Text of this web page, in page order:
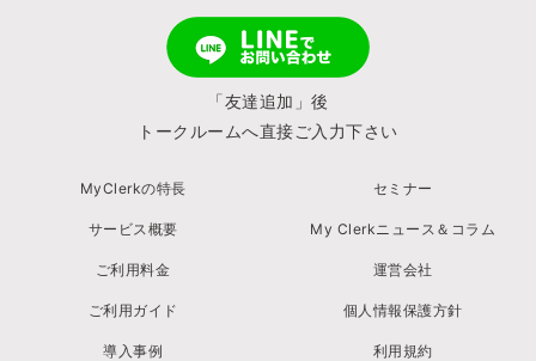
「友達追加」後
トークルームへ直接ご入力下さい
MyClerkの特長
サービス概要
ご利用料金
ご利用ガイド
導入事例
セミナー
My Clerkニュース＆コラム
運営会社
個人情報保護方針
利用規約